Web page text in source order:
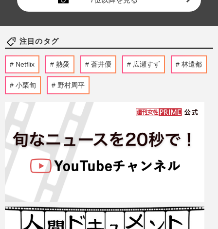
注目のタグ
Netflix 熱愛 蒼井優 広瀬すず 林遣都
小栗旬 野村周平